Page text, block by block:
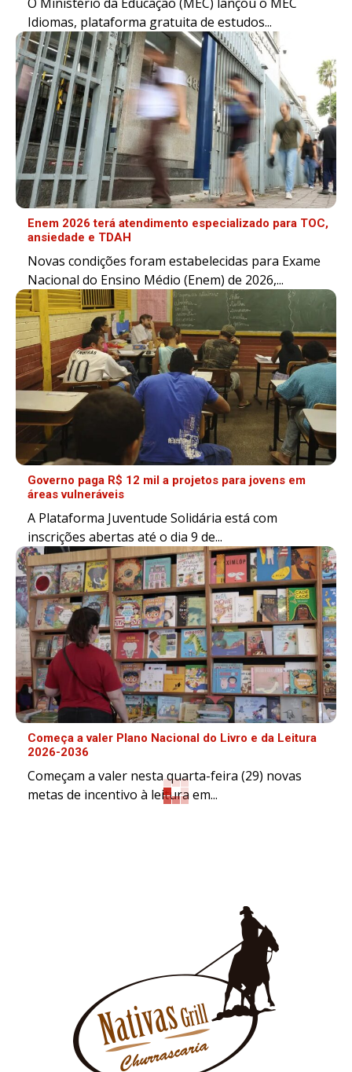
Idiomas, plataforma gratuita de estudos...
Enem 2026 terá atendimento especializado para TOC,
ansiedade e TDAH
Novas condições foram estabelecidas para Exame
Nacional do Ensino Médio (Enem) de 2026,...
Governo paga R$ 12 mil a projetos para jovens em
áreas vulneráveis
A Plataforma Juventude Solidária está com
inscrições abertas até o dia 9 de...
Começa a valer Plano Nacional do Livro e da Leitura
2026-2036
Começam a valer nesta quarta-feira (29) novas
metas de incentivo à leitura em...